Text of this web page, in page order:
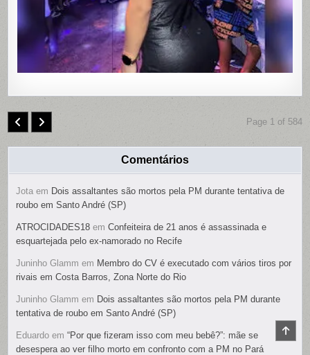
É
Page 1 of 584
Comentários
Jota em Dois assaltantes são mortos pela PM durante tentativa de
roubo em Santo André (SP)
ATROCIDADES18 emConfeiteira de 21 anos é assassinada e
esquartejada pelo ex-namorado no Recife
Juninho Glamm em Membro do CV é executado com vários tiros por
rivais em Costa Barros, Zona Norte do Rio
Juninho Glamm em Dois assaltantes são mortos pela PM durante
tentativa de roubo em Santo André (SP)
Eduardo em“Por que fizeram isso com meu bebê?”: mãe se
desespera ao ver filho morto em confronto com a PM no Pará
TO